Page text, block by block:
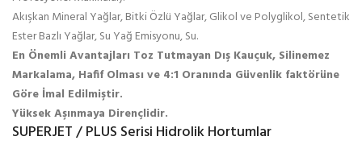
Akışkan Mineral Yağlar, Bitki Özlü Yağlar, Glikol ve Polyglikol, Sentetik
Ester Bazlı Yağlar, Su Yağ Emisyonu, Su.
En Önemli Avantajları Toz Tutmayan Dış Kauçuk, Silinemez
Markalama, Hafif Olması ve 4:1 Oranında Güvenlik faktörüne
Göre İmal Edilmiştir.
Yüksek Aşınmaya Dirençlidir.
SUPERJET / PLUS Serisi Hidrolik Hortumlar